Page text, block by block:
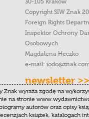
30-105 Kraków
Copyright SIW Znak
Foreign Rights
Inspektor Ochrony
Osobowych
Magdalena Heczko
e-mail:
newsletter >>
Znak wyraża zgodę na
na stronie
autorów oraz opisy
książek, katalogach